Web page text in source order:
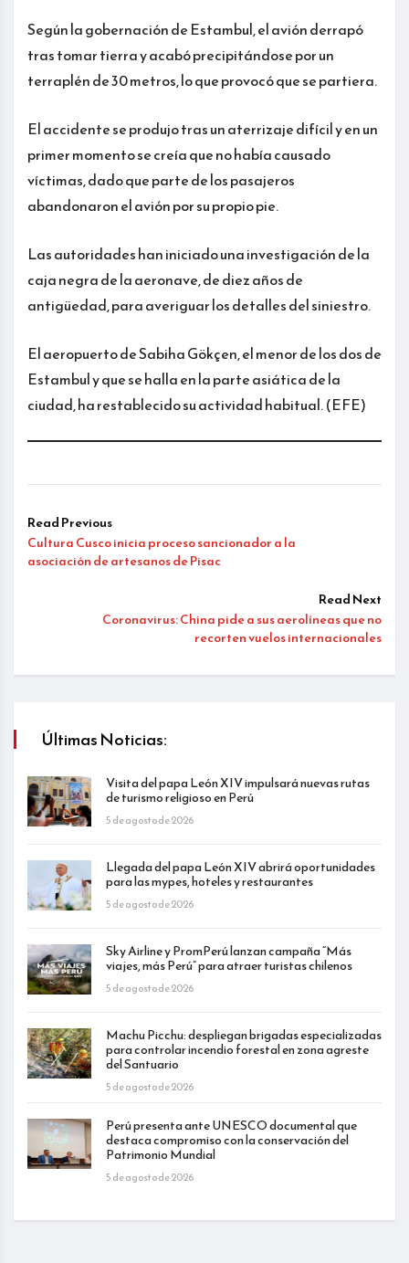
Según la gobernación de Estambul, el avión derrapó
tras tomar tierra y acabó precipitándose por un
terraplén de 30 metros, lo que provocó que se partiera.
El accidente se produjo tras un aterrizaje difícil y en un
primer momento se creía que no había causado
víctimas, dado que parte de los pasajeros
abandonaron el avión por su propio pie.
Las autoridades han iniciado una investigación de la
caja negra de la aeronave, de diez años de
antigüedad, para averiguar los detalles del siniestro.
El aeropuerto de Sabiha Gökçen, el menor de los dos de
Estambul y que se halla en la parte asiática de la
ciudad, ha restablecido su actividad habitual. (EFE)
Read Previous
Cultura Cusco inicia proceso sancionador a la
asociación de artesanos de Pisac
Read Next
Coronavirus: China pide a sus aerolíneas que no
recorten vuelos internacionales
Últimas Noticias:
Visita del papa León XIV impulsará nuevas rutas
de turismo religioso en Perú
5 de agosto de 2026
Llegada del papa León XIV abrirá oportunidades
para las mypes, hoteles y restaurantes
5 de agosto de 2026
Sky Airline y PromPerú lanzan campaña “Más
viajes, más Perú” para atraer turistas chilenos
5 de agosto de 2026
Machu Picchu: despliegan brigadas especializadas
para controlar incendio forestal en zona agreste
del Santuario
5 de agosto de 2026
Perú presenta ante UNESCO documental que
destaca compromiso con la conservación del
Patrimonio Mundial
5 de agosto de 2026